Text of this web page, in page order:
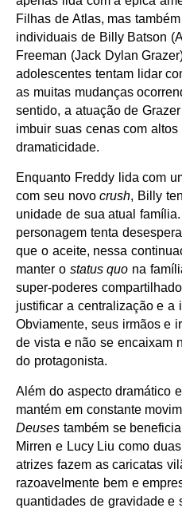
Filhas de Atlas, mas
individuais de Billy Batson
Freeman (Jack Dylan
adolescentes tentam lidar
as muitas mudanças
sentido, a atuação de
imbuir suas cenas com
dramaticidade.
Enquanto Freddy lida com
com seu novocrush, Billy
unidade de sua atual
personagem tenta
que o aceite, nessa
manter o status quo na
super-poderes
justificar a centralização e a
Obviamente, seus irmãos e
de vista e não se encaixam
do protagonista.
Além do aspecto dramático
mantém em constante
Deuses também se
Mirren e Lucy Liu como
atrizes fazem as caricatas
razoavelmente bem e
quantidades de gravidade e